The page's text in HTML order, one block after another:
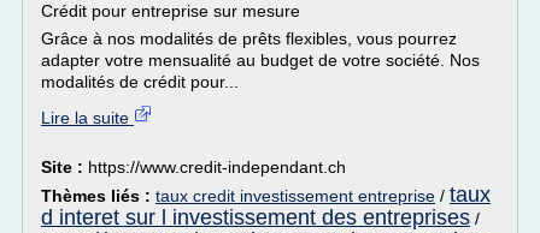
Crédit pour entreprise sur mesure
Grâce à nos modalités de prêts flexibles, vous pourrez
adapter votre mensualité au budget de votre société. Nos
modalités de crédit pour...
Lire la suite
Site : https://www.credit-independant.ch
Thèmes liés : taux credit investissement entreprise / taux
d interet sur l investissement des entreprises /